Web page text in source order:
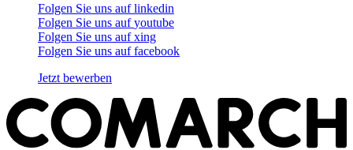
Folgen Sie uns auflinkedin
Folgen Sie uns aufyoutube
Folgen Sie uns aufxing
Folgen Sie uns auffacebook
Jetzt bewerben